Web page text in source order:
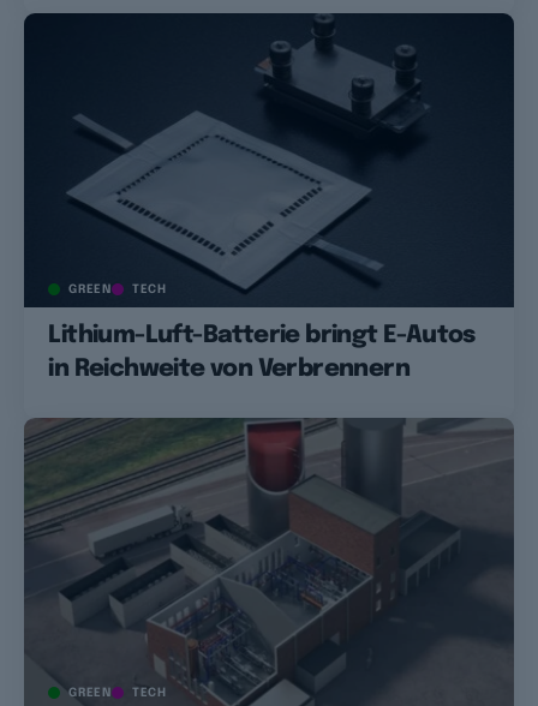
GREEN TECH
Lithium-Luft-Batterie bringt E-Autos
in Reichweite von Verbrennern
GREEN TECH